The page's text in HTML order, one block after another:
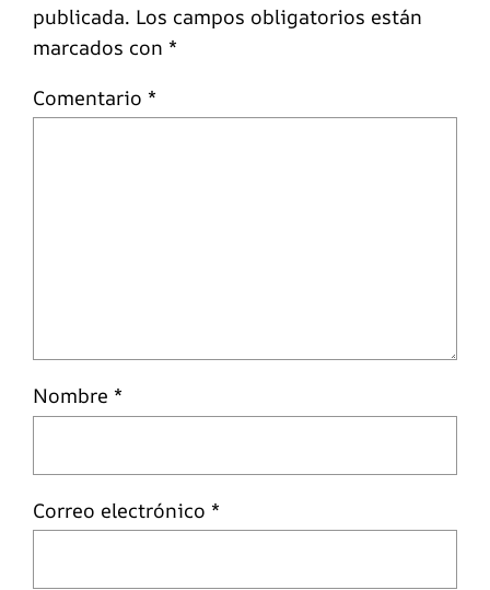
publicada. Los campos obligatorios están
marcados con *
Comentario *
Nombre *
Correo electrónico *